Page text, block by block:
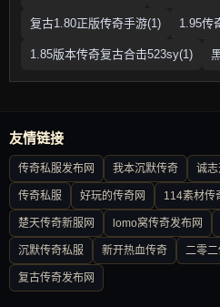
复古1.80正版传奇手游(1) 1.95传
1.85版本传奇复古合击523sy(1)
友情链接
传奇私服发布网 我本沉默传奇 诚志
传奇私服 好玩的传奇网 114素材传
楚天传奇新服网 lomo窝传奇发布网
沉默传奇私服 新开热血传奇 二零二
复古传奇发布网